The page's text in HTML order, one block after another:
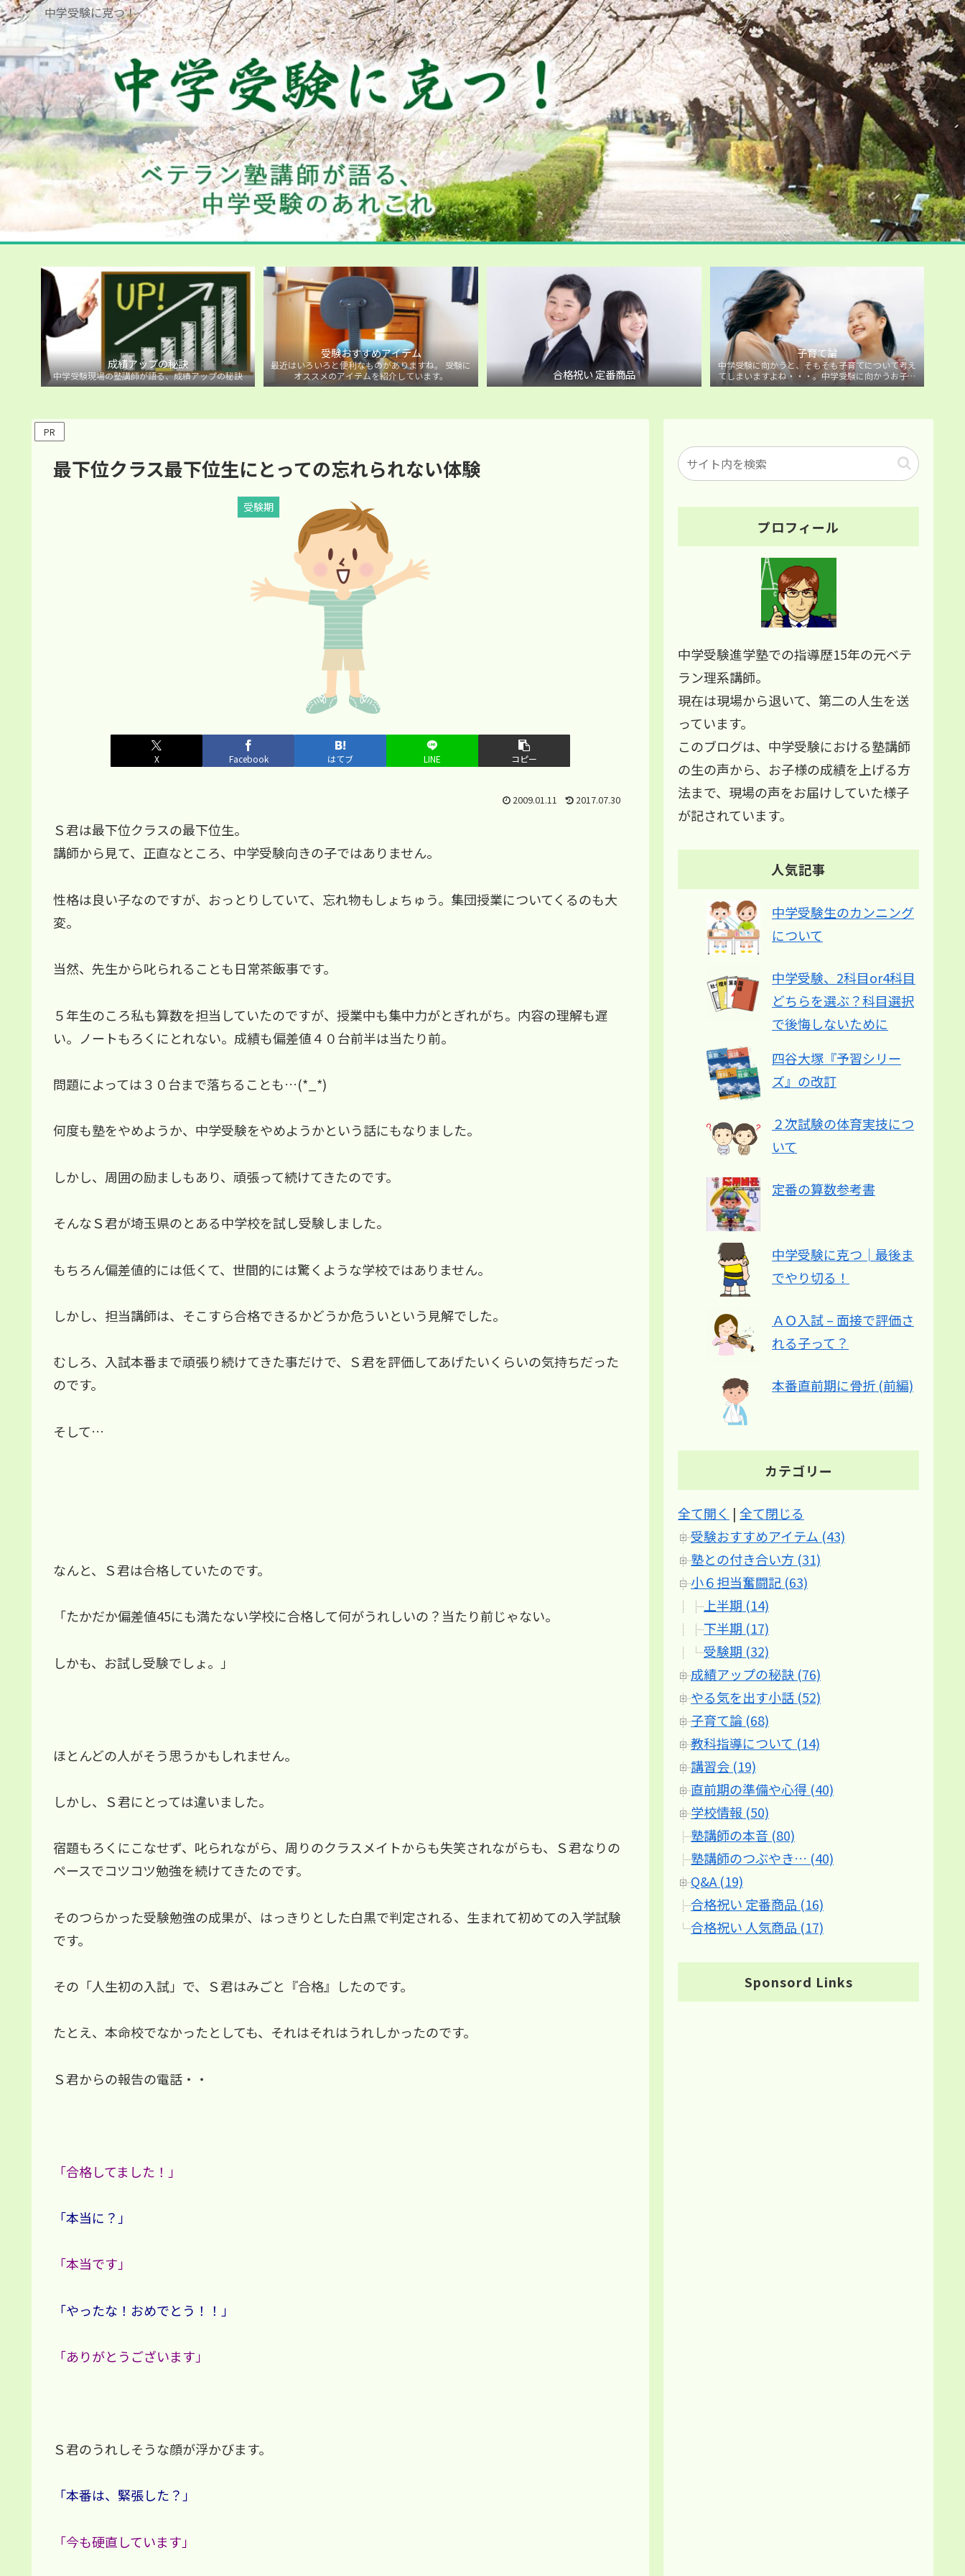
中学受験に克つ！
成績アップの秘訣
中学受験現場の塾講師が語る、成績アップの秘訣
受験おすすめアイテム
最近はいろいろと便利なものがありますね。 受験に
オススメのアイテムを紹介しています。
合格祝い 定番商品
子育て論
中学受験に向かうと、そもそも子育てについて考え
てしまいますよね・・・。中学受験に向かうお子様
を持つ保護者の方に向けた子育て論について。
PR
最下位クラス最下位生にとっての忘れられない体験
受験期
X Facebook はてブ LINE コピー
2009.01.11 2017.07.30
Ｓ君は最下位クラスの最下位生。
講師から見て、正直なところ、中学受験向きの子ではありません。
性格は良い子なのですが、おっとりしていて、忘れ物もしょちゅう。集団授業についてくるのも大
変。
当然、先生から叱られることも日常茶飯事です。
５年生のころ私も算数を担当していたのですが、授業中も集中力がとぎれがち。内容の理解も遅
い。ノートもろくにとれない。成績も偏差値４０台前半は当たり前。
問題によっては３０台まで落ちることも…(*_*)
何度も塾をやめようか、中学受験をやめようかという話にもなりました。
しかし、周囲の励ましもあり、頑張って続けてきたのです。
そんなＳ君が埼玉県のとある中学校を試し受験しました。
もちろん偏差値的には低くて、世間的には驚くような学校ではありません。
しかし、担当講師は、そこすら合格できるかどうか危ういという見解でした。
むしろ、入試本番まで頑張り続けてきた事だけで、Ｓ君を評価してあげたいくらいの気持ちだった
のです。
そして…
なんと、Ｓ君は合格していたのです。
「たかだか偏差値45にも満たない学校に合格して何がうれしいの？当たり前じゃない。
しかも、お試し受験でしょ。」
ほとんどの人がそう思うかもしれません。
しかし、Ｓ君にとっては違いました。
宿題もろくにこなせず、叱られながら、周りのクラスメイトからも失笑されながらも、Ｓ君なりの
ペースでコツコツ勉強を続けてきたのです。
そのつらかった受験勉強の成果が、はっきりとした白黒で判定される、生まれて初めての入学試験
です。
その「人生初の入試」で、Ｓ君はみごと『合格』したのです。
たとえ、本命校でなかったとしても、それはそれはうれしかったのです。
Ｓ君からの報告の電話・・
「合格してました！」
「本当に？」
「本当です」
「やったな！おめでとう！！」
「ありがとうございます」
Ｓ君のうれしそうな顔が浮かびます。
「本番は、緊張した？」
「今も硬直しています」
プロフィール
中学受験進学塾での指導歴15年の元ベテ
ラン理系講師。
現在は現場から退いて、第二の人生を送
っています。
このブログは、中学受験における塾講師
の生の声から、お子様の成績を上げる方
法まで、現場の声をお届けしていた様子
が記されています。
人気記事
中学受験生のカンニング
について
中学受験、2科目or4科目
どちらを選ぶ？科目選択
で後悔しないために
四谷大塚『予習シリー
ズ』の改訂
２次試験の体育実技につ
いて
定番の算数参考書
中学受験に克つ│最後ま
でやり切る！
ＡＯ入試 – 面接で評価さ
れる子って？
本番直前期に骨折 (前編)
カテゴリー
全て開く | 全て閉じる
受験おすすめアイテム (43)
塾との付き合い方 (31)
小６担当奮闘記 (63)
上半期 (14)
下半期 (17)
受験期 (32)
成績アップの秘訣 (76)
やる気を出す小話 (52)
子育て論 (68)
教科指導について (14)
講習会 (19)
直前期の準備や心得 (40)
学校情報 (50)
塾講師の本音 (80)
塾講師のつぶやき… (40)
Q&A (19)
合格祝い 定番商品 (16)
合格祝い 人気商品 (17)
Sponsord Links